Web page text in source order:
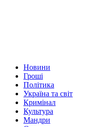
Новини
Гроші
Політика
Україна та світ
Кримінал
Культура
Мандри